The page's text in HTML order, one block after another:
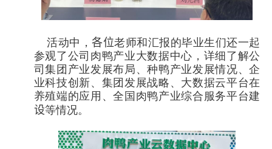
活动中，各位老师和汇报的毕业生们还一起
参观了公司肉鸭产业大数据中心，详细了解公
司集团产业发展布局、种鸭产业发展情况、企
业科技创新、集团发展战略、大数据云平台在
养殖端的应用、全国肉鸭产业综合服务平台建
设等情况。